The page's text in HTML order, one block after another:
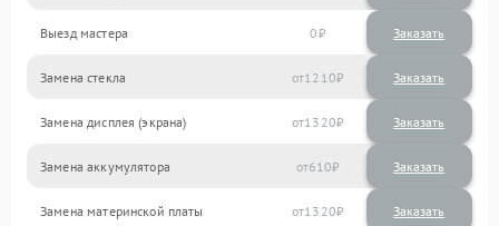
Выезд мастера 0 Заказать
Замена стекла 1210
Замена дисплея (экрана) 1320
Замена аккумулятора 610
Замена материнской платы 1320